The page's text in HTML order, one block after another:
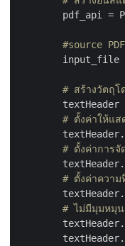
pdf_api =
#source
input_file
# สร้างวัตถุโ
textHeader
# ตั้งค่าให้แส
# ตั้งค่าการจั
# ตั้งค่าควา
# ไม่มีมุมหมุน